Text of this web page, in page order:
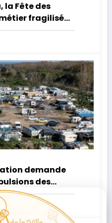
la Fête des
fragilisé
sécheresse
demande
des
de